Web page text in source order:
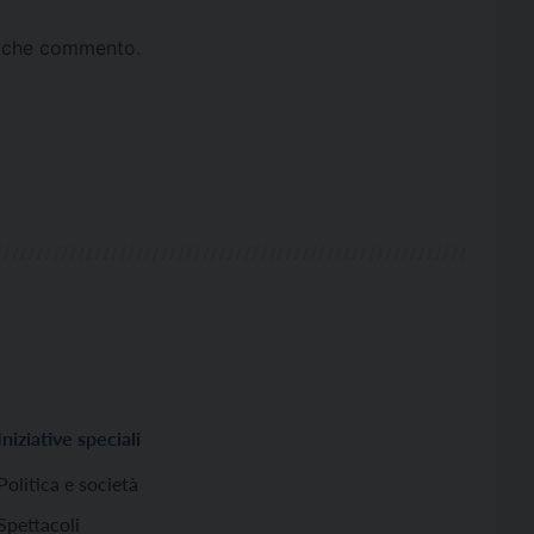
commento.
Iniziative speciali
Politica e società